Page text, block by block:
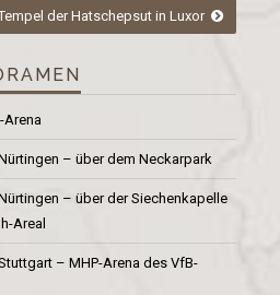
der Hatschepsut in Luxor
Arena
– über dem Neckarpark
– über der Siechenkapelle
Areal
– MHP-Arena des VfB-